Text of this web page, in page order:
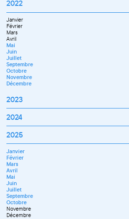
Septembre
Novembre
Décembre
2022
Janvier
Février
Mars
Avril
Mai
Juin
Juillet
Septembre
Octobre
Novembre
Décembre
2023
Janvier
Février
Mars
Avril
Juin
Septembre
Octobre
Novembre
Décembre
2024
Janvier
Février
Mars
Avril
Mai
Juin
Juillet
Septembre
Novembre
Décembre
2025
Janvier
Février
Mars
Avril
Mai
Juin
Juillet
Septembre
Octobre
Novembre
Décembre